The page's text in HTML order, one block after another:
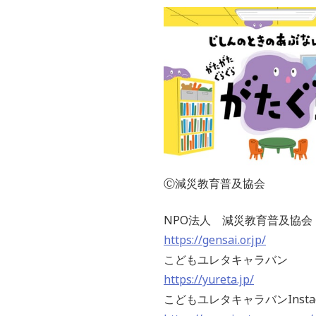
Ⓒ減災教育普及協会
NPO法人 減災教育普及協会
https://gensai.or.jp/
こどもユレタキャラバン
https://yureta.jp/
こどもユレタキャラバン